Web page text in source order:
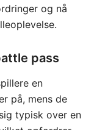
og nå
pass
en
på, mens de
typisk over en